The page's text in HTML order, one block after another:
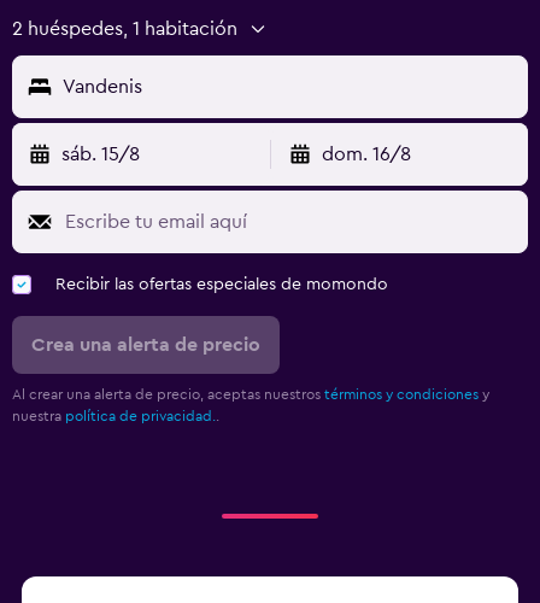
2 huéspedes, 1 habitación
Vandenis
sáb. 15/8 dom. 16/8
Recibir las ofertas especiales de momondo
Crea una alerta de precio
Al crear una alerta de precio, aceptas nuestros términos y condiciones y
nuestra política de privacidad.